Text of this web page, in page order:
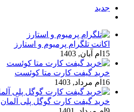
جدید
اکانت تلگرام پرمیوم و استارز
15ام آبان, 1403
خرید گیفت کارت متا کوئست
16ام مرداد, 1403
خرید گیفت کارت گوگل پلی آلمان